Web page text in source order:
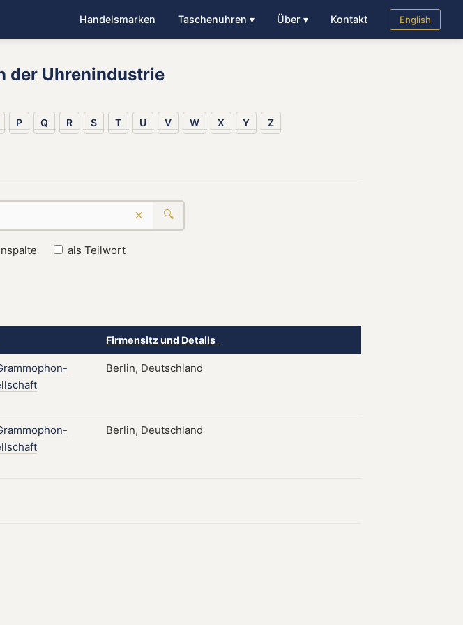
Handelsmarken Taschenuhren ▾ Über ▾ Kontakt English
der Uhrenindustrie
P Q R S T U V W X Y Z
× 🔍
als Teilwort
Firmensitz und Details
Berlin, Deutschland
Berlin, Deutschland